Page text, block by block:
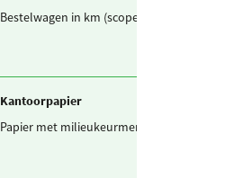
Bestelwagen in km (scope 1)
Kantoorpapier
Papier met milieukeurmerk